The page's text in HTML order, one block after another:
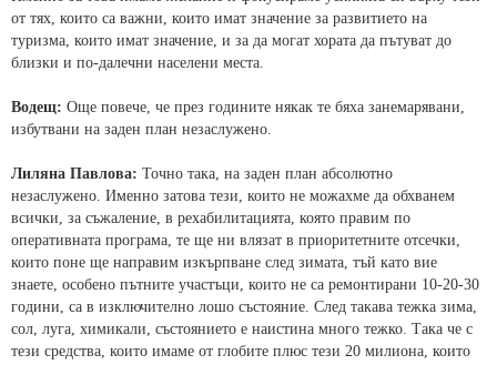
от тях, които са важни, които имат значение за развитието на
туризма, които имат значение, и за да могат хората да пътуват до
близки и по-далечни населени места.
Водещ: Още повече, че през годините някак те бяха занемарявани,
избутвани на заден план незаслужено.
Лиляна Павлова: Точно така, на заден план абсолютно
незаслужено. Именно затова тези, които не можахме да обхванем
всички, за съжаление, в рехабилитацията, която правим по
оперативната програма, те ще ни влязат в приоритетните отсечки,
които поне ще направим изкърпване след зимата, тъй като вие
знаете, особено пътните участъци, които не са ремонтирани 10-20-30
години, са в изключително лошо състояние. След такава тежка зима,
сол, луга, химикали, състоянието е наистина много тежко. Така че с
тези средства, които имаме от глобите плюс тези 20 милиона, които